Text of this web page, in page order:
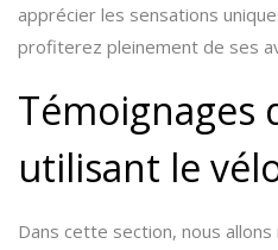
apprécier les sensations
profiterez pleinement de ses
Témoignages
utilisant le
Dans cette section, nous